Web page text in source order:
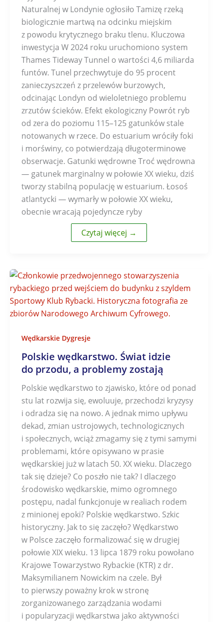
Naturalnej w Londynie ogłosiło Tamizę rzeką
biologicznie martwą na odcinku miejskim
z powodu krytycznego braku tlenu. Kluczowa
inwestycja W 2024 roku uruchomiono system
Thames Tideway Tunnel o wartości 4,6 miliarda
funtów. Tunel przechwytuje do 95 procent
zanieczyszczeń z przelewów burzowych,
odcinając Londyn od wieloletniego problemu
zrzutów ścieków. Efekt ekologiczny Powrót ryb
od zera do poziomu 115–125 gatunków stale
notowanych w rzece. Do estuarium wróciły foki
i morświny, co potwierdzają długoterminowe
obserwacje. Gatunki wędrowne Troć wędrowna
— gatunek marginalny w połowie XX wieku, dziś
tworzy stabilną populację w estuarium. Łosoś
atlantycki — wymarły w połowie XX wieku,
obecnie wracają pojedyncze ryby
Czytaj więcej →
Wędkarskie Dygresje
Polskie wędkarstwo. Świat idzie
do przodu, a problemy zostają
Polskie wędkarstwo to zjawisko, które od ponad
stu lat rozwija się, ewoluuje, przechodzi kryzysy
i odradza się na nowo. A jednak mimo upływu
dekad, zmian ustrojowych, technologicznych
i społecznych, wciąż zmagamy się z tymi samymi
problemami, które opisywano w prasie
wędkarskiej już w latach 50. XX wieku. Dlaczego
tak się dzieje? Co poszło nie tak? I dlaczego
środowisko wędkarskie, mimo ogromnego
postępu, nadal funkcjonuje w realiach rodem
z minionej epoki? Polskie wędkarstwo. Szkic
historyczny. Jak to się zaczęło? Wędkarstwo
w Polsce zaczęło formalizować się w drugiej
połowie XIX wieku. 13 lipca 1879 roku powołano
Krajowe Towarzystwo Rybackie (KTR) z dr.
Maksymilianem Nowickim na czele. Był
to pierwszy poważny krok w stronę
zorganizowanego zarządzania wodami
i popularyzacji wędkarstwa jako aktywności